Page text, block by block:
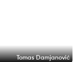
Tomas Damjanović